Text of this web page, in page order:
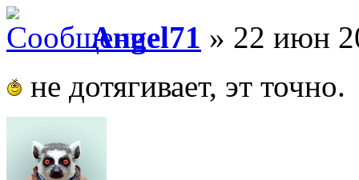
Angel71 » 22 июн
не дотягивает, эт точно.